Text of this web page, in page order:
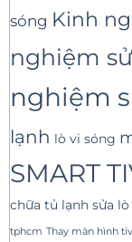
sóng Kinh
nghiệm
nghiệm
lạnh lò vi sóng
SMART
chữa tủ lạnh sửa
tphcm Thay màn hình